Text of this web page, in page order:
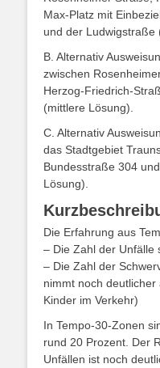
Max-Platz mit
und der Ludwigstraße
B. Alternativ
zwischen
Herzog-Friedrich-
(mittlere Lösung).
C. Alternativ
das Stadtgebiet
Bundesstraße 304
Lösung).
Die Erfahrung aus
– Die Zahl der Unfälle
– Die Zahl der
nimmt noch
Kinder im Verkehr)
In Tempo-30-Zonen
rund 20 Prozent. Der
Unfällen ist noch